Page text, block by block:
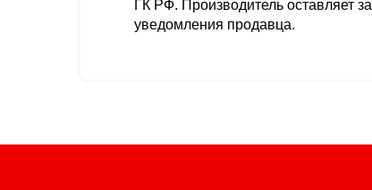
ГК РФ. Производитель оставляет
уведомления продавца.